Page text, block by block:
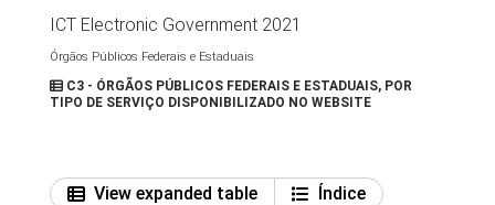
ICT Electronic Government 2021
Órgãos Públicos Federais e Estaduais
C3 - ÓRGÃOS PÚBLICOS FEDERAIS E ESTADUAIS, POR
TIPO DE SERVIÇO DISPONIBILIZADO NO WEBSITE
View expanded table
Índice